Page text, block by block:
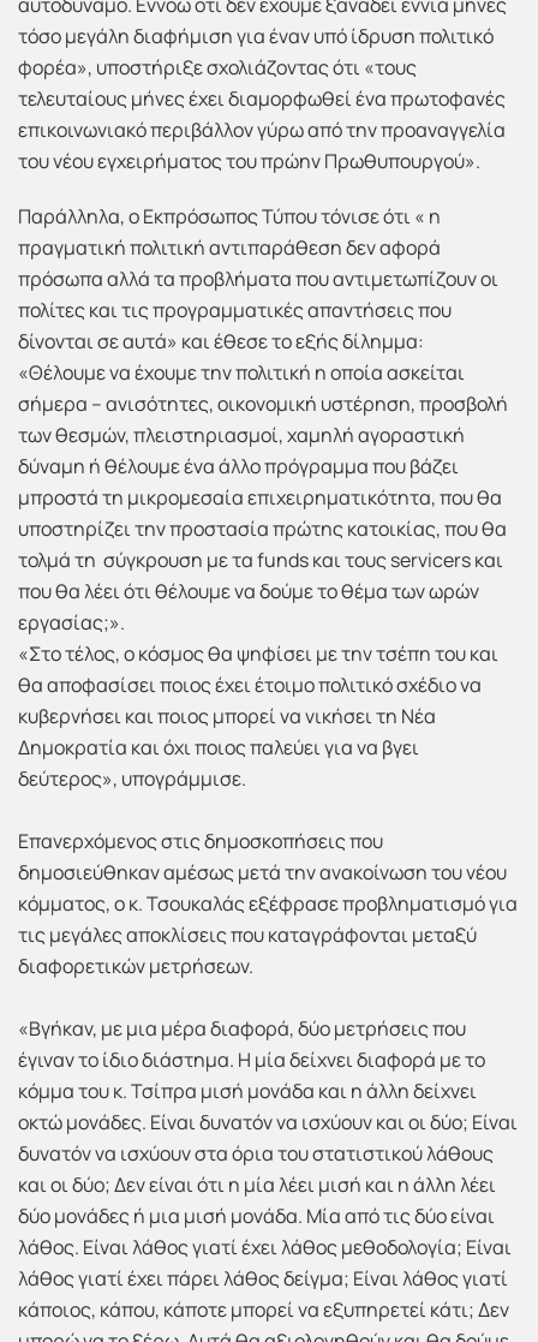
τόσο μεγάλη διαφήμιση για έναν υπό ίδρυση πολιτικό
φορέα», υποστήριξε σχολιάζοντας ότι «τους
τελευταίους μήνες έχει διαμορφωθεί ένα πρωτοφανές
επικοινωνιακό περιβάλλον γύρω από την προαναγγελία
του νέου εγχειρήματος του πρώην Πρωθυπουργού».
Παράλληλα, ο Εκπρόσωπος Τύπου τόνισε ότι « η
πραγματική πολιτική αντιπαράθεση δεν αφορά
πρόσωπα αλλά τα προβλήματα που αντιμετωπίζουν οι
πολίτες και τις προγραμματικές απαντήσεις που
δίνονται σε αυτά» και έθεσε το εξής δίλημμα:
«Θέλουμε να έχουμε την πολιτική η οποία ασκείται
σήμερα – ανισότητες, οικονομική υστέρηση, προσβολή
των θεσμών, πλειστηριασμοί, χαμηλή αγοραστική
δύναμη ή θέλουμε ένα άλλο πρόγραμμα που βάζει
μπροστά τη μικρομεσαία επιχειρηματικότητα, που θα
υποστηρίζει την προστασία πρώτης κατοικίας, που θα
τολμά τη σύγκρουση με τα funds και τους servicers και
που θα λέει ότι θέλουμε να δούμε το θέμα των ωρών
εργασίας;».
«Στο τέλος, ο κόσμος θα ψηφίσει με την τσέπη του και
θα αποφασίσει ποιος έχει έτοιμο πολιτικό σχέδιο να
κυβερνήσει και ποιος μπορεί να νικήσει τη Νέα
Δημοκρατία και όχι ποιος παλεύει για να βγει
δεύτερος», υπογράμμισε.
Επανερχόμενος στις δημοσκοπήσεις που
δημοσιεύθηκαν αμέσως μετά την ανακοίνωση του νέου
κόμματος, ο κ. Τσουκαλάς εξέφρασε προβληματισμό για
τις μεγάλες αποκλίσεις που καταγράφονται μεταξύ
διαφορετικών μετρήσεων.
«Βγήκαν, με μια μέρα διαφορά, δύο μετρήσεις που
έγιναν το ίδιο διάστημα. Η μία δείχνει διαφορά με το
κόμμα του κ. Τσίπρα μισή μονάδα και η άλλη δείχνει
οκτώ μονάδες. Είναι δυνατόν να ισχύουν και οι δύο; Είναι
δυνατόν να ισχύουν στα όρια του στατιστικού λάθους
και οι δύο; Δεν είναι ότι η μία λέει μισή και η άλλη λέει
δύο μονάδες ή μια μισή μονάδα. Μία από τις δύο είναι
λάθος. Είναι λάθος γιατί έχει λάθος μεθοδολογία; Είναι
λάθος γιατί έχει πάρει λάθος δείγμα; Είναι λάθος γιατί
κάποιος, κάπου, κάποτε μπορεί να εξυπηρετεί κάτι; Δεν